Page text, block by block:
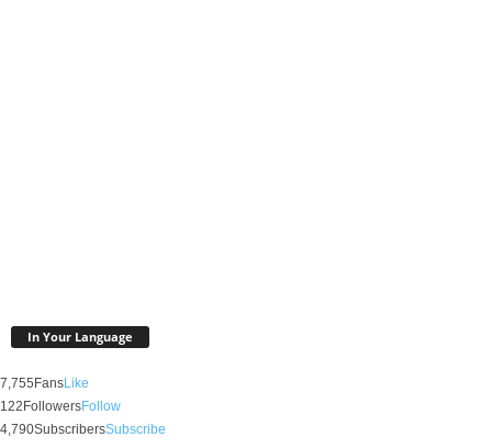
In Your Language
7,755 FansLike
122 FollowersFollow
4,790SubscribersSubscribe